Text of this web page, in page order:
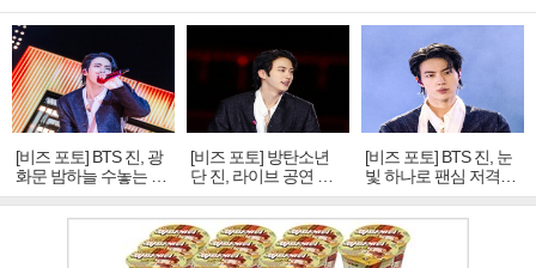
[비즈 포토] BTS 진, 광
화문 밤하늘 수놓는 '비
주얼 킹'의 열창
[비즈 포토] 방탄소년
단 진, 라이브 공연 중
빛나는 독보적 아우라
[비즈 포토] BTS 진, 눈
빛 하나로 팬심 저격…
독보적 카리스마